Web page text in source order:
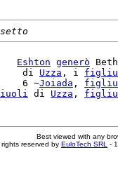
Eshton generò
di Uzza , i
6 ~
Joiada ,
di Uzza ,
Best viewed with any
reserved by EuloTech SRL -